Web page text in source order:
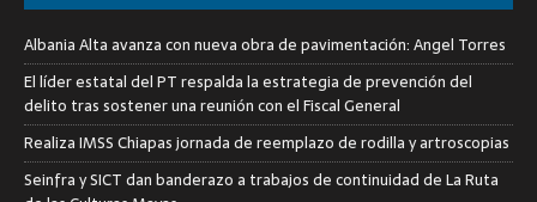
Albania Alta avanza con nueva obra de pavimentación: Angel Torres
El líder estatal del PT respalda la estrategia de prevención del
delito tras sostener una reunión con el Fiscal General
Realiza IMSS Chiapas jornada de reemplazo de rodilla y artroscopias
Seinfra y SICT dan banderazo a trabajos de continuidad de La Ruta